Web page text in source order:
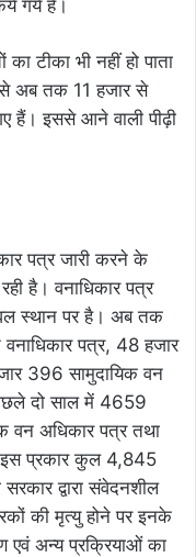
गये हैं।
टीका भी नहीं हो पाता
से अब तक 11 हजार से
हैं। इससे आने वाली पीढ़ी
पत्र जारी करने के
है। वनाधिकार पत्र
स्थान पर है। अब तक
पत्र, 48 हजार
396 सामुदायिक वन
दो साल में 4659
वन अधिकार पत्र तथा
इस प्रकार कुल 4,845
द्वारा संवेदनशील
की मृत्यु होने पर इनके
एवं अन्य प्रक्रियाओं का